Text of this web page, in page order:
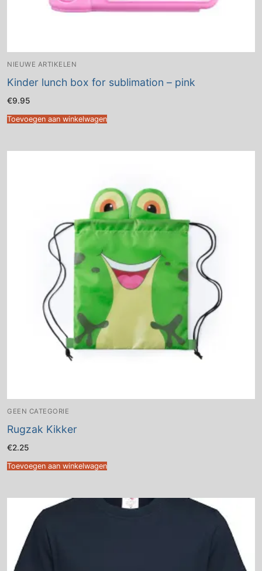
NIEUWE ARTIKELEN
Kinder lunch box for sublimation – pink
€9.95
Toevoegen aan winkelwagen
GEEN CATEGORIE
Rugzak Kikker
€2.25
Toevoegen aan winkelwagen